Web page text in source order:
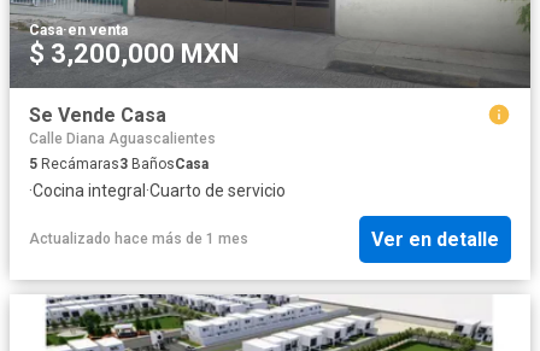
Casa·en venta
$ 3,200,000 MXN
Se Vende Casa
Calle Diana Aguascalientes
5 Recámaras3 BañosCasa
·Cocina integral·Cuarto de servicio
Actualizado hace más de 1 mes Ver en detalle